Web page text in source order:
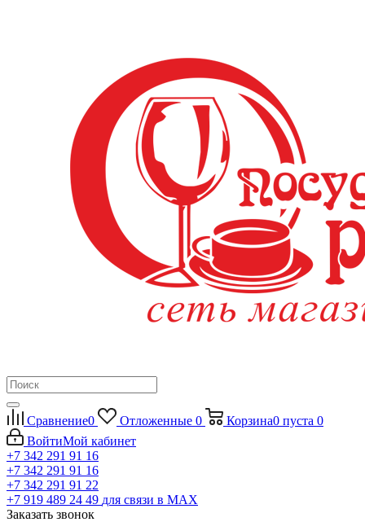
Сравнение0 Отложенные 0 Корзина0 пуста 0
ВойтиМой кабинет
+7 342 291 91 16
+7 342 291 91 16
+7 342 291 91 22
+7 919 489 24 49 для связи в МАХ
Заказать звонок